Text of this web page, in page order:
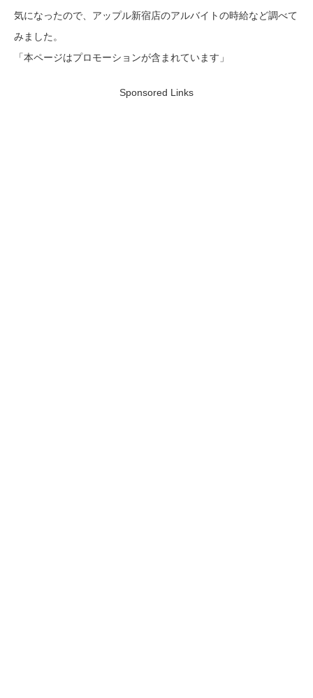
気になったので、アップル新宿店のアルバイトの時給など調べて
みました。
「本ページはプロモーションが含まれています」
Sponsored Links